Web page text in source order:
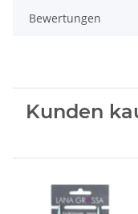
Bewertungen
Kunden